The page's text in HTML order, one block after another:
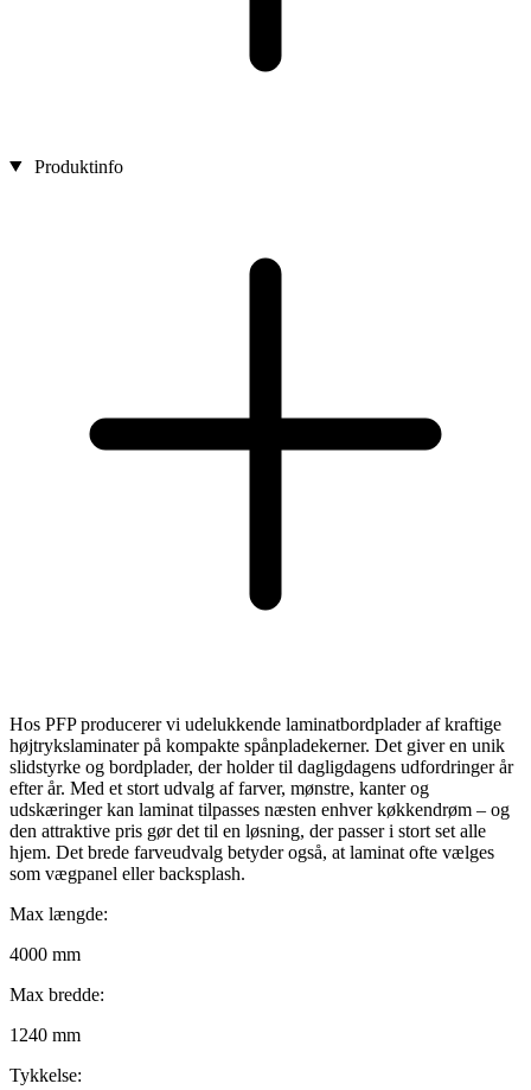
Produktinfo
Hos PFP producerer vi udelukkende laminatbordplader af kraftige
højtrykslaminater på kompakte spånpladekerner. Det giver en unik
slidstyrke og bordplader, der holder til dagligdagens udfordringer år
efter år. Med et stort udvalg af farver, mønstre, kanter og
udskæringer kan laminat tilpasses næsten enhver køkkendrøm – og
den attraktive pris gør det til en løsning, der passer i stort set alle
hjem. Det brede farveudvalg betyder også, at laminat ofte vælges
som vægpanel eller backsplash.
Max længde:
4000 mm
Max bredde:
1240 mm
Tykkelse: